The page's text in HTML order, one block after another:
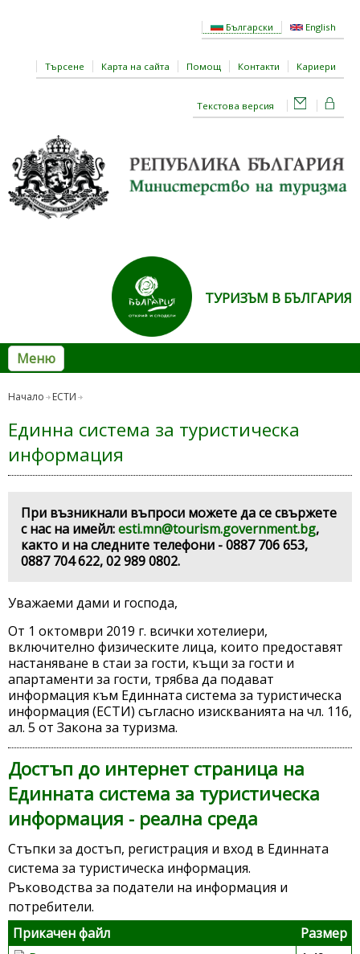
Български English
Търсене Карта на сайта Помощ Контакти Кариери
Текстова версия
ТУРИЗЪМ В БЪЛГАРИЯ
Меню
Начало ЕСТИ
Единна система за туристическа
информация
При възникнали въпроси можете да се свържете
с нас на имейл:esti.mn@tourism.government.bg,
както и на следните телефони - 0887 706 653,
0887 704 622, 02 989 0802.
Уважаеми дами и господа,
От 1 октомври 2019 г. всички хотелиери,
включително физическите лица, които предоставят
настаняване в стаи за гости, къщи за гости и
апартаменти за гости, трябва да подават
информация към Единната система за туристическа
информация (EСТИ) съгласно изискванията на чл. 116,
ал. 5 от Закона за туризма.
Достъп до интернет страница на
Единната система за туристическа
информация - реална среда
Стъпки за достъп, регистрация и вход в Единната
система за туристическа информация.
Ръководства за податели на информация и
потребители.
Прикачен файл
Размер